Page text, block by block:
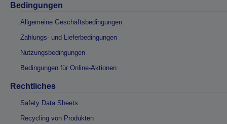
Bedingungen
Allgemeine Geschäftsbedingungen
Zahlungs- und Lieferbedingungen
Nutzungsbedingungen
Bedingungen für Online-Aktionen
Rechtliches
Safety Data Sheets
Recycling von Produkten